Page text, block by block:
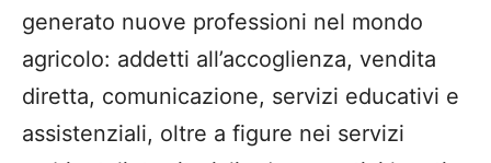
generato nuove professioni nel mondo
agricolo: addetti all’accoglienza, vendita
diretta, comunicazione, servizi educativi e
assistenziali, oltre a figure nei servizi